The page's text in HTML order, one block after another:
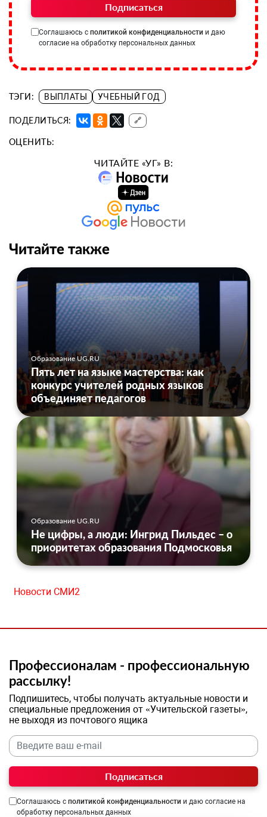
Подписаться
Соглашаюсь с политикой конфиденциальности и даю
согласие на обработку персональных данных
ТЭГИ: ВЫПЛАТЫ УЧЕБНЫЙ ГОД
ПОДЕЛИТЬСЯ: 🔗
ОЦЕНИТЬ:
ЧИТАЙТЕ «УГ» В:
Читайте также
Образование UG.RU
Пять лет на языке мастерства: как
конкурс учителей родных языков
объединяет педагогов
Образование UG.RU
Не цифры, а люди: Ингрид Пильдес – о
приоритетах образования Подмосковья
Новости СМИ2
Профессионалам - профессиональную
рассылку!
Подпишитесь, чтобы получать актуальные новости и
специальные предложения от «Учительской газеты»,
не выходя из почтового ящика
Подписаться
Соглашаюсь с политикой конфиденциальности и даю согласие на
обработку персональных данных